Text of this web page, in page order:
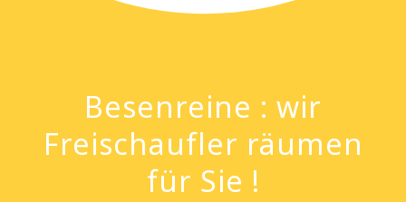
Besenreine : wir
Freischaufler räumen
für Sie !